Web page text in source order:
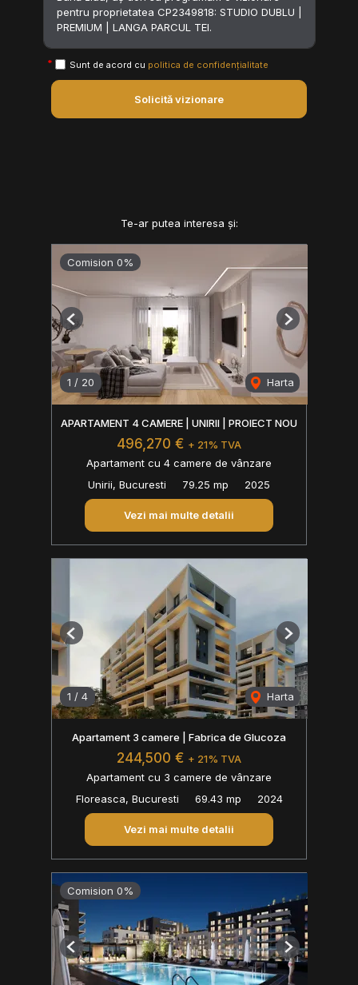
Sunt de acord cu politica de confidențialitate
Solicită vizionare
Te-ar putea interesa și:
Comision 0%
1 / 20 Harta
Previous Next
APARTAMENT 4 CAMERE | UNIRII | PROIECT NOU
496,270 € + 21% TVA
Apartament cu 4 camere de vânzare
Unirii, Bucuresti
79.25 mp 2025
Vezi mai multe detalii
1 / 4 Harta
Previous Next
Apartament 3 camere | Fabrica de Glucoza
244,500 € + 21% TVA
Apartament cu 3 camere de vânzare
Floreasca, Bucuresti
69.43 mp 2024
Vezi mai multe detalii
Comision 0%
Previous Next